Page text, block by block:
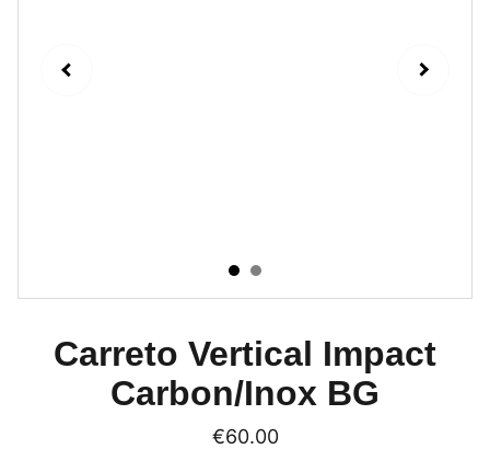
Carreto Vertical Impact
Carbon/Inox BG
€60.00